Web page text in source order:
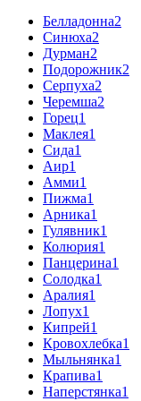
Белладонна2
Синюха2
Дурман2
Подорожник2
Серпуха2
Черемша2
Горец1
Маклея1
Сида1
Аир1
Амми1
Пижма1
Арника1
Гулявник1
Колюрия1
Панцерина1
Солодка1
Аралия1
Лопух1
Кипрей1
Кровохлебка1
Мыльнянка1
Крапива1
Наперстянка1